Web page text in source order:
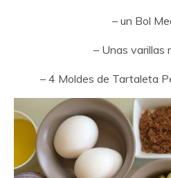
– un Bol
– Unas varillas
– 4 Moldes de Tartaleta